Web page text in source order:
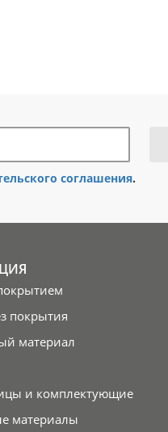
соглашения.
покрытия
материал
и комплектующие
материалы